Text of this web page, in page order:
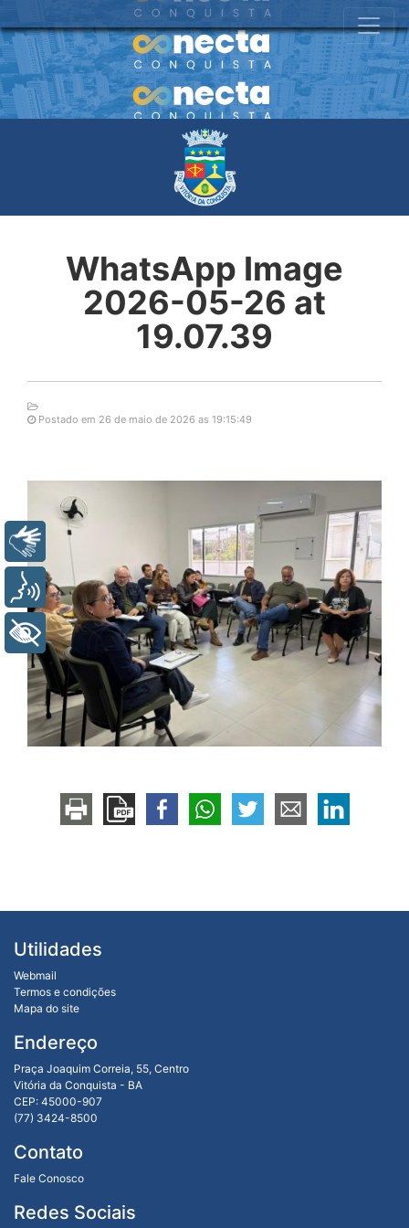
WhatsApp Image
2026-05-26 at
19.07.39
Postado em 26 de maio de 2026 as 19:15:49
Utilidades
Webmail
Termos e condições
Mapa do site
Endereço
Praça Joaquim Correia, 55, Centro
Vitória da Conquista - BA
CEP: 45000-907
(77) 3424-8500
Contato
Fale Conosco
Redes Sociais
Libras
Voz
+ Acessibilidade